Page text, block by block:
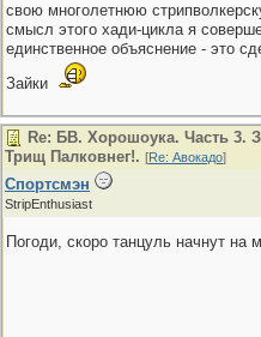
свою многолетнюю
смысл этого хади-цикла я
единственное объяснение - это
Зайки
Re: БВ. Хорошоука. Часть 3.
Трищ Палковнег!. [Re: Авокадо]
Спортсмэн
StripEnthusiast
Погоди, скоро танцуль начнут на